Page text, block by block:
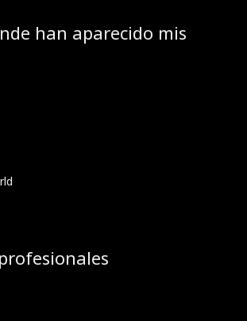
han aparecido mis